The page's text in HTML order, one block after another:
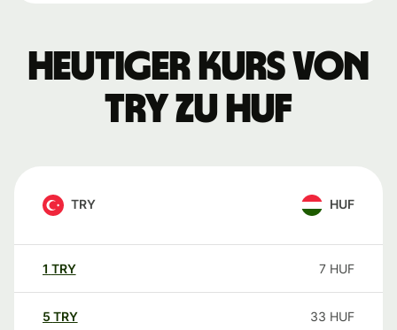
Heutiger Kurs von
TRY zu HUF
TRY HUF
1 TRY 7 HUF
5 TRY 33 HUF